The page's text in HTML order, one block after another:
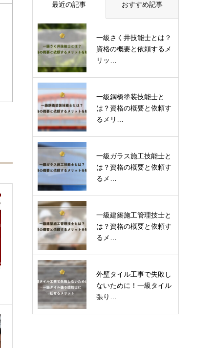
最近の記事 おすすめ記事
一級さく井技能士とは？
資格の概要と依頼するメ
リッ…
一級鋼橋塗装技能士と
は？資格の概要と依頼す
るメリ…
一級ガラス施工技能士と
は？資格の概要と依頼す
るメ…
一級建築施工管理技士と
は？資格の概要と依頼す
るメ…
外壁タイル工事で失敗し
ないために！一級タイル
張り…